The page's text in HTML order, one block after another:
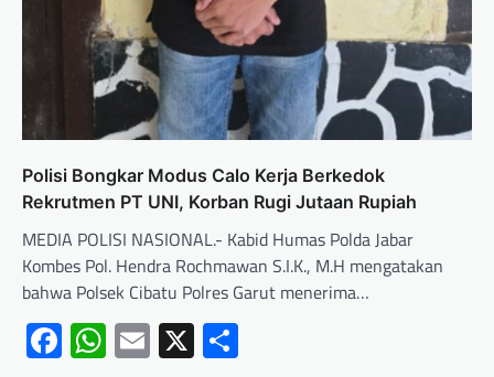
Polisi Bongkar Modus Calo Kerja Berkedok
Rekrutmen PT UNI, Korban Rugi Jutaan Rupiah
MEDIA POLISI NASIONAL.- Kabid Humas Polda Jabar
Kombes Pol. Hendra Rochmawan S.I.K., M.H mengatakan
bahwa Polsek Cibatu Polres Garut menerima…
Facebook
WhatsApp
Email
X